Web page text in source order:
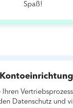
Spaß!
Kontoeinrichtung
Ihren
Datenschutz und